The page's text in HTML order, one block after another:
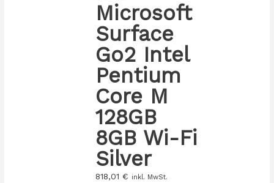
Microsoft
Surface
Go2 Intel
Pentium
Core M
128GB
8GB Wi-Fi
Silver
818,01 € inkl. MwSt.